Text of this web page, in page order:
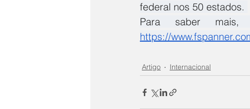
federal nos 50 estados.
Para saber
https://
Artigo Internacional